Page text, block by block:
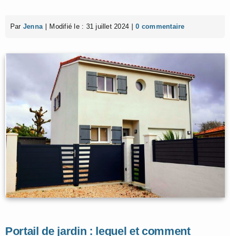
Par Jenna Modifié le : 31 juillet 2024 0 commentaire
Portail de jardin : lequel et comment